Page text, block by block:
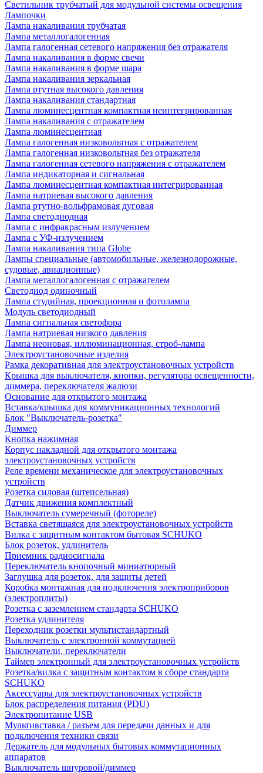
Светильник трубчатый для модульной системы освещения
Лампочки
Лампа накаливания трубчатая
Лампа металлогалогенная
Лампа галогенная сетевого напряжения без отражателя
Лампа накаливания в форме свечи
Лампа накаливания в форме шара
Лампа накаливания зеркальная
Лампа ртутная высокого давления
Лампа накаливания стандартная
Лампа люминесцентная компактная неинтегрированная
Лампа накаливания с отражателем
Лампа люминесцентная
Лампа галогенная низковольтная с отражателем
Лампа галогенная низковольтная без отражателя
Лампа галогенная сетевого напряжения с отражателем
Лампа индикаторная и сигнальная
Лампа люминесцентная компактная интегрированная
Лампа натриевая высокого давления
Лампа ртутно-вольфрамовая дуговая
Лампа светодиодная
Лампа с инфракрасным излучением
Лампа с УФ-излучением
Лампа накаливания типа Globe
Лампы специальные (автомобильные, железнодорожные,
судовые, авиационные)
Лампа металлогалогенная с отражателем
Светодиод одиночный
Лампа студийная, проекционная и фотолампа
Модуль светодиодный
Лампа сигнальная светофора
Лампа натриевая низкого давления
Лампа неоновая, иллюминационная, строб-лампа
Электроустановочные изделия
Рамка декоративная для электроустановочных устройств
Крышка для выключателя, кнопки, регулятора освещенности,
диммера, переключателя жалюзи
Основание для открытого монтажа
Вставка/крышка для коммуникационных технологий
Блок "Выключатель-розетка"
Диммер
Кнопка нажимная
Корпус накладной для открытого монтажа
электроустановочных устройств
Реле времени механическое для электроустановочных
устройств
Розетка силовая (штепсельная)
Датчик движения комплектный
Выключатель сумеречный (фотореле)
Вставка светящаяся для электроустановочных устройств
Вилка с защитным контактом бытовая SCHUKO
Блок розеток, удлинитель
Приемник радиосигнала
Переключатель кнопочный миниатюрный
Заглушка для розеток, для защиты детей
Коробка монтажная для подключения электроприборов
(электроплиты)
Розетка с заземлением стандарта SCHUKO
Розетка удлинителя
Переходник розетки мультистандартный
Выключатель с электронной коммутацией
Выключатели, переключатели
Таймер электронный для электроустановочных устройств
Розетка/вилка с защитным контактом в сборе стандарта
SCHUKO
Аксессуары для электроустановочных устройств
Блок распределения питания (PDU)
Электропитание USB
Мультивставка / разъем для передачи данных и для
подключения техники связи
Держатель для модульных бытовых коммутационных
аппаратов
Выключатель шнуровой/диммер